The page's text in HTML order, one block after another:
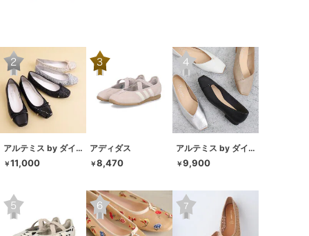
アルテミス by ダイアナ
￥11,000
アディダス
￥8,470
アルテミス by ダイアナ
￥9,900